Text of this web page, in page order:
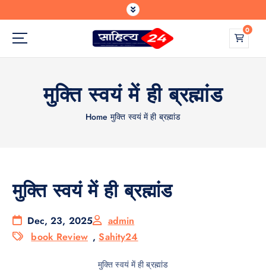
k
t
Where Every Writer Finds a Voice
0
मुक्ति स्वयं में ही ब्रह्मांड
Home मुक्ति स्वयं में ही ब्रह्मांड
मुक्ति स्वयं में ही ब्रह्मांड
Dec, 23, 2025
admin
book Review ,Sahity24
मुक्ति स्वयं में ही ब्रह्मांड